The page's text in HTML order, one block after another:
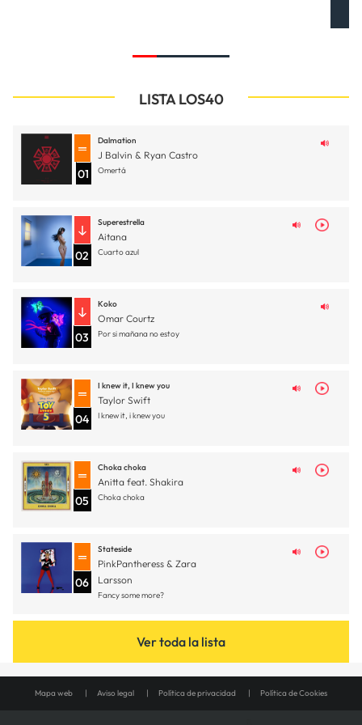
LISTA LOS40
01
Dalmation
J Balvin & Ryan Castro
Omertá
02
Superestrella
Aitana
Cuarto azul
03
Koko
Omar Courtz
Por si mañana no estoy
04
I knew it, I knew you
Taylor Swift
I knew it, i knew you
05
Choka choka
Anitta feat. Shakira
Choka choka
06
Stateside
PinkPantheress & Zara
Larsson
Fancy some more?
Ver toda la lista
Mapa web Aviso legal Política de privacidad Política de Cookies